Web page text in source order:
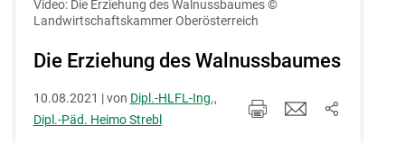
korrigieren
Video: Die Erziehung des Walnussbaumes ©
Landwirtschaftskammer Oberösterreich
Die Erziehung des Walnussbaumes
10.08.2021 | von Dipl.-HLFL-Ing.,
Dipl.-Päd. Heimo Strebl